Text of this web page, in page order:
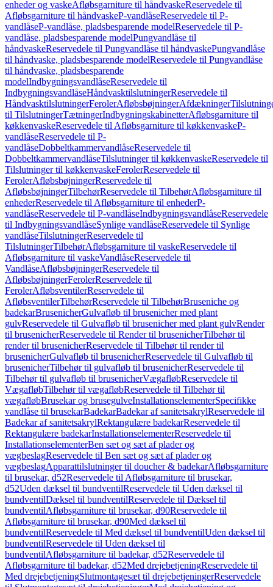
enheder og vaskeAfløbsgarniture til håndvaskeReservedele til
Afløbsgarniture til håndvaskeP-vandlåseReservedele til P-
vandlåseP-vandlåse, pladsbesparende modelReservedele til P-
vandlåse, pladsbesparende modelPungvandlåse til
håndvaskeReservedele til Pungvandlåse til håndvaskePungvandlåse
til håndvaske, pladsbesparende modelReservedele til Pungvandlåse
til håndvaske, pladsbesparende
modelIndbygningsvandlåseReservedele til
IndbygningsvandlåseHåndvasktilslutningerReservedele til
HåndvasktilslutningerFerolerAfløbsbøjningerAfdækninger
til TilslutningerTætningerIndbygningskabinetterAfløbsgarniture til
køkkenvaskeReservedele til Afløbsgarniture til køkkenvaskeP-
vandlåseReservedele til P-
vandlåseDobbeltkammervandlåseReservedele til
DobbeltkammervandlåseTilslutninger til køkkenvaskeReservedele til
Tilslutninger til køkkenvaskeFerolerReservedele til
FerolerAfløbsbøjningerReservedele til
AfløbsbøjningerTilbehørReservedele til TilbehørAfløbsgarniture til
enhederReservedele til Afløbsgarniture til enhederP-
vandlåseReservedele til P-vandlåseIndbygningsvandlåseReservedele
til IndbygningsvandlåseSynlige vandlåseReservedele til Synlige
vandlåseTilslutningerReservedele til
TilslutningerTilbehørAfløbsgarniture til vaskeReservedele til
Afløbsgarniture til vaskeVandlåseReservedele til
VandlåseAfløbsbøjningerReservedele til
AfløbsbøjningerFerolerReservedele til
FerolerAfløbsventilerReservedele til
AfløbsventilerTilbehørReservedele til TilbehørBruseniche og
badekarBrusenicherGulvafløb til brusenicher med plant
gulvReservedele til Gulvafløb til brusenicher med plant gulvRender
til brusenicherReservedele til Render til brusenicherTilbehør til
render til brusenicherReservedele til Tilbehør til render til
brusenicherGulvafløb til brusenicherReservedele til Gulvafløb til
brusenicherTilbehør til gulvafløb til brusenicherReservedele til
Tilbehør til gulvafløb til brusenicherVægafløbReservedele til
VægafløbTilbehør til vægafløbReservedele til Tilbehør til
vægafløbBrusekar og brusegulveInstallationselementerSpecifikke
vandlåse til brusekarBadekarBadekar af sanitetsakrylReservedele til
Badekar af sanitetsakrylRektangulære badekarReservedele til
Rektangulære badekarInstallationselementerReservedele til
InstallationselementerBen sæt og sæt af plader og
vægbeslagReservedele til Ben sæt og sæt af plader og
vægbeslagApparattilslutninger til doucher & badekarAfløbsgarniture
til brusekar, d52Reservedele til Afløbsgarniture til brusekar,
d52Uden dæksel til bundventilReservedele til Uden dæksel til
bundventilDæksel til bundventilReservedele til Dæksel til
bundventilAfløbsgarniture til brusekar, d90Reservedele til
Afløbsgarniture til brusekar, d90Med dæksel til
bundventilReservedele til Med dæksel til bundventilUden dæksel til
bundventilReservedele til Uden dæksel til
bundventilAfløbsgarniture til badekar, d52Reservedele til
Afløbsgarniture til badekar, d52Med drejebetjeningReservedele til
Med drejebetjeningSlutmontagesæt til drejebetjeningerReservedele